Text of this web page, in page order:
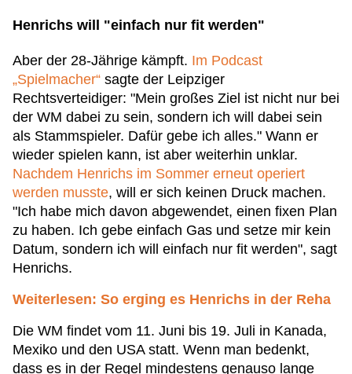
Henrichs will "einfach nur fit werden"
Aber der 28-Jährige kämpft. Im Podcast
„Spielmacher“ sagte der Leipziger
Rechtsverteidiger: "Mein großes Ziel ist nicht nur bei
der WM dabei zu sein, sondern ich will dabei sein
als Stammspieler. Dafür gebe ich alles." Wann er
wieder spielen kann, ist aber weiterhin unklar.
Nachdem Henrichs im Sommer erneut operiert
werden musste, will er sich keinen Druck machen.
"Ich habe mich davon abgewendet, einen fixen Plan
zu haben. Ich gebe einfach Gas und setze mir kein
Datum, sondern ich will einfach nur fit werden", sagt
Henrichs.
Weiterlesen: So erging es Henrichs in der Reha
Die WM findet vom 11. Juni bis 19. Juli in Kanada,
Mexiko und den USA statt. Wenn man bedenkt,
dass es in der Regel mindestens genauso lange